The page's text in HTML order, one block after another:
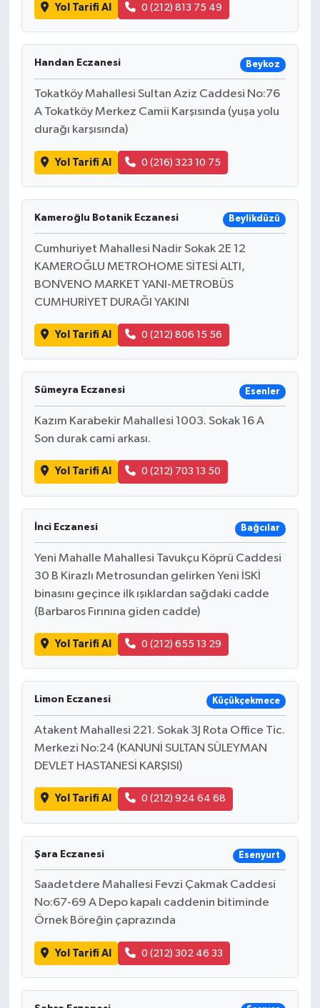
Yol Tarifi Al 0 (212) 813 75 49
Handan Eczanesi Beykoz
Tokatköy Mahallesi Sultan Aziz Caddesi No:76
A Tokatköy Merkez Camii Karşısında (yuşa yolu
durağı karşısında)
Yol Tarifi Al 0 (216) 323 10 75
Kameroğlu Botanik Eczanesi Beylikdüzü
Cumhuriyet Mahallesi Nadir Sokak 2E 12
KAMEROĞLU METROHOME SİTESİ ALTI,
BONVENO MARKET YANI-METROBÜS
CUMHURİYET DURAĞI YAKINI
Yol Tarifi Al 0 (212) 806 15 56
Sümeyra Eczanesi Esenler
Kazım Karabekir Mahallesi 1003. Sokak 16 A
Son durak cami arkası.
Yol Tarifi Al 0 (212) 703 13 50
İnci Eczanesi Bağcılar
Yeni Mahalle Mahallesi Tavukçu Köprü Caddesi
30 B Kirazlı Metrosundan gelirken Yeni İSKİ
binasını geçince ilk ışıklardan sağdaki cadde
(Barbaros Fırınına giden cadde)
Yol Tarifi Al 0 (212) 655 13 29
Limon Eczanesi Küçükçekmece
Atakent Mahallesi 221. Sokak 3J Rota Office Tic.
Merkezi No:24 (KANUNİ SULTAN SÜLEYMAN
DEVLET HASTANESİ KARŞISI)
Yol Tarifi Al 0 (212) 924 64 68
Şara Eczanesi Esenyurt
Saadetdere Mahallesi Fevzi Çakmak Caddesi
No:67-69 A Depo kapalı caddenin bitiminde
Örnek Böreğin çaprazında
Yol Tarifi Al 0 (212) 302 46 33